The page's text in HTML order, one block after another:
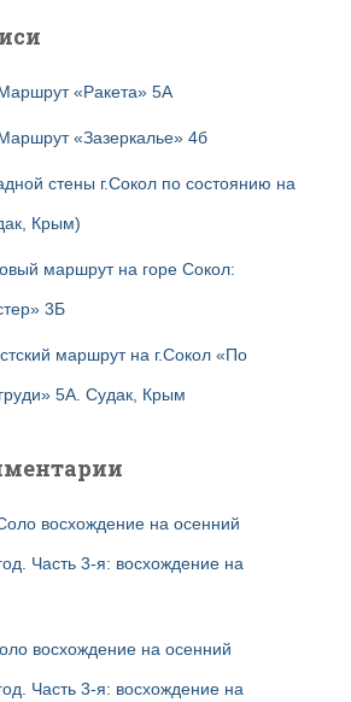
«Ракета» 5А
«Зазеркалье» 4б
стены г.Сокол по состоянию на
Крым)
маршрут на горе Сокол:
3Б
маршрут на г.Сокол «По
5А. Судак, Крым
восхождение на осенний
Часть 3-я: восхождение на
восхождение на осенний
Часть 3-я: восхождение на